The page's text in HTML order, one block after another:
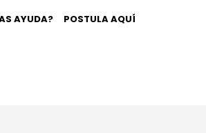
AYUDA? POSTULA AQUÍ